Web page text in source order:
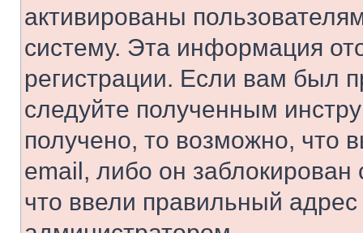
активированы
систему. Эта информация
регистрации. Если вам был
следуйте полученным
получено, то возможно, что
email, либо он
что ввели правильный адрес